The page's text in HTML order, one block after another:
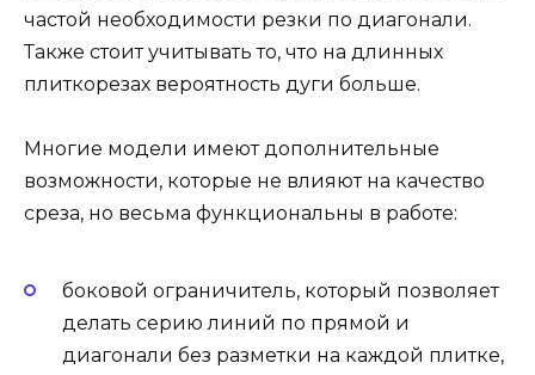
частой необходимости резки по диагонали.
Также стоит учитывать то, что на длинных
плиткорезах вероятность дуги больше.
Многие модели имеют дополнительные
возможности, которые не влияют на качество
среза, но весьма функциональны в работе:
боковой ограничитель, который позволяет
делать серию линий по прямой и
диагонали без разметки на каждой плитке,